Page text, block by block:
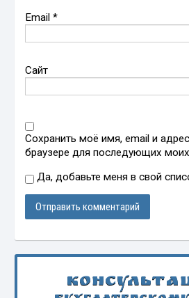
Email*
Сайт
Сохранить моё имя, email и
браузере для последующих
Да, добавьте меня в свой